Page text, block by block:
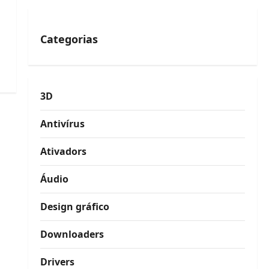
Categorias
3D
Antivírus
Ativadors
Áudio
Design gráfico
Downloaders
Drivers